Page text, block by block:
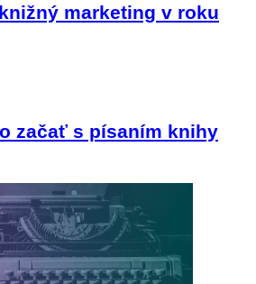
marketing v roku
začať s písaním knihy